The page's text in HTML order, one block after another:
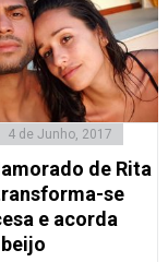
4 de Junho, 2017
de Rita
se
e acorda